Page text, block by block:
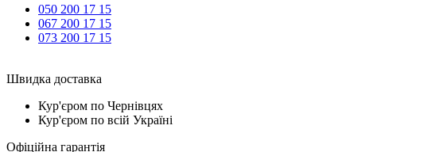
050 200 17 15
067 200 17 15
073 200 17 15
Швидка доставка
Кур'єром по Чернівцях
Кур'єром по всій Україні
Офіційна гарантія